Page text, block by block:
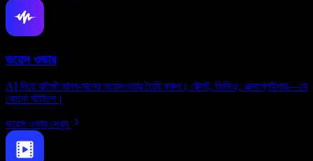
ভয়েস ওভার
AI দিয়ে ঝটপট মানব-মানের ভয়েসওভার তৈরি করুন। টেক্সট, ভিডিও, এক্সপ্লেইনার—যে
কোনো স্টাইলে।
ভয়েস ওভার দেখুন